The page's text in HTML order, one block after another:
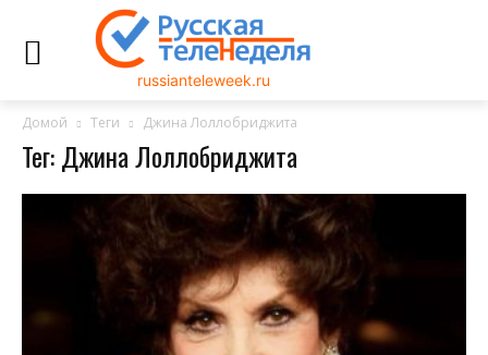
russianteleweek.ru
Домой Теги Джина Лоллобриджита
Тег: Джина Лоллобриджита